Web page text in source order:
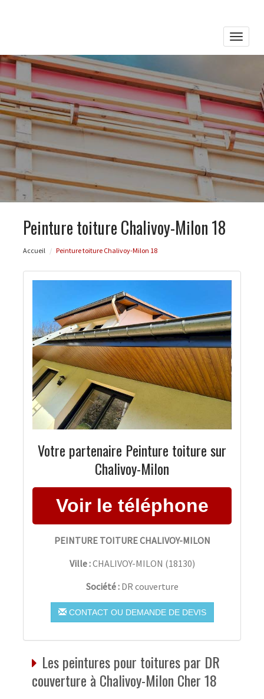
Toggle
Peinture toiture Chalivoy-Milon 18
Accueil Peinture toiture Chalivoy-Milon 18
Votre partenaire Peinture toiture sur
Chalivoy-Milon
PEINTURE TOITURE CHALIVOY-MILON
Ville :CHALIVOY-MILON (18130)
Société : DR couverture
CONTACT OU DEMANDE DE DEVIS
Les peintures pour toitures par DR
couverture à Chalivoy-Milon Cher 18